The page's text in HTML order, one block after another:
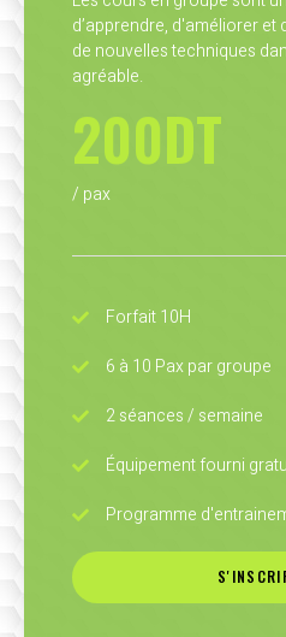
d’apprendre, d'améliorer
de nouvelles techniques
agréable.
200DT
/ pax
Forfait 10H
6 à 10 Pax par groupe
2 séances / semaine
Équipement fourni
Programme